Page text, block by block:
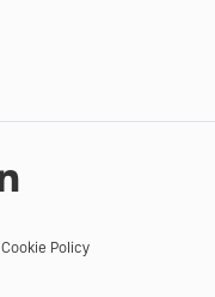
Cookie Policy